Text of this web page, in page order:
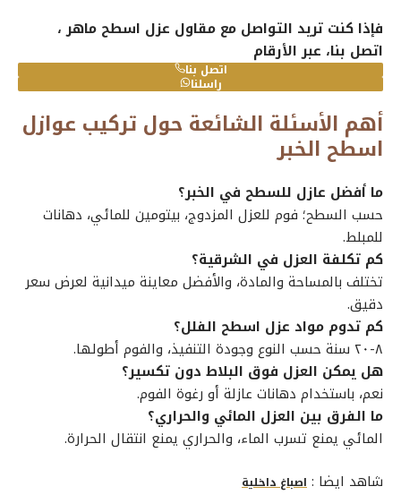
فإذا كنت تريد التواصل مع مقاول عزل اسطح ماهر ،
اتصل بنا، عبر الأرقام
اتصل بنا
راسلنا
أهم الأسئلة الشائعة حول تركيب عوازل
اسطح الخبر
ما أفضل عازل للسطح في الخبر؟
حسب السطح؛ فوم للعزل المزدوج، بيتومين للمائي، دهانات
للمبلط.
كم تكلفة العزل في الشرقية؟
تختلف بالمساحة والمادة، والأفضل معاينة ميدانية لعرض سعر
دقيق.
كم تدوم مواد عزل اسطح الفلل؟
٨-٢٠ سنة حسب النوع وجودة التنفيذ، والفوم أطولها.
هل يمكن العزل فوق البلاط دون تكسير؟
نعم، باستخدام دهانات عازلة أو رغوة الفوم.
ما الفرق بين العزل المائي والحراري؟
المائي يمنع تسرب الماء، والحراري يمنع انتقال الحرارة.
شاهد ايضا : اصباغ داخلية